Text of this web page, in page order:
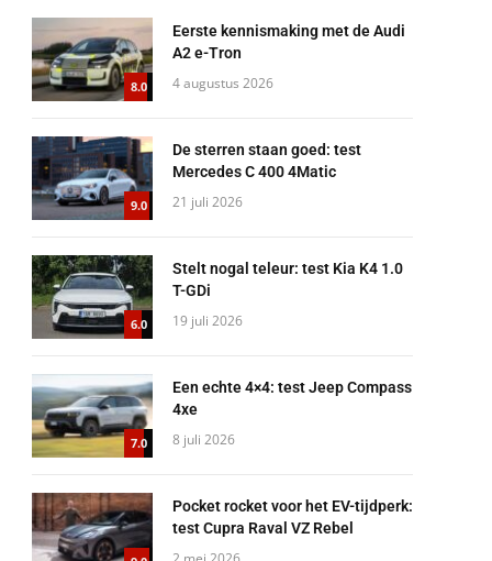
8.0
Eerste kennismaking met de Audi
A2 e-Tron
4 augustus 2026
9.0
De sterren staan goed: test
Mercedes C 400 4Matic
21 juli 2026
6.0
Stelt nogal teleur: test Kia K4 1.0
T-GDi
19 juli 2026
7.0
Een echte 4×4: test Jeep Compass
4xe
8 juli 2026
Pocket rocket voor het EV-tijdperk:
test Cupra Raval VZ Rebel